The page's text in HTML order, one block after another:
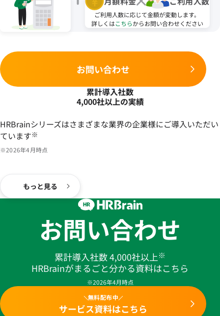
ご利用人数に応じて金額が変動します。
詳しくはこちらからお問い合わせください
お問い合わせ
累計導入社数
4,000社以上の実績
HRBrainシリーズはさまざまな業界の企業様にご導入いただい
ています※
※2026年4月時点
もっと見る
お問い合わせ
累計導入社数 4,000社以上※
HRBrainがまるごと分かる資料はこちら
※2026年4月時点
無料配布中
サービス資料はこちら